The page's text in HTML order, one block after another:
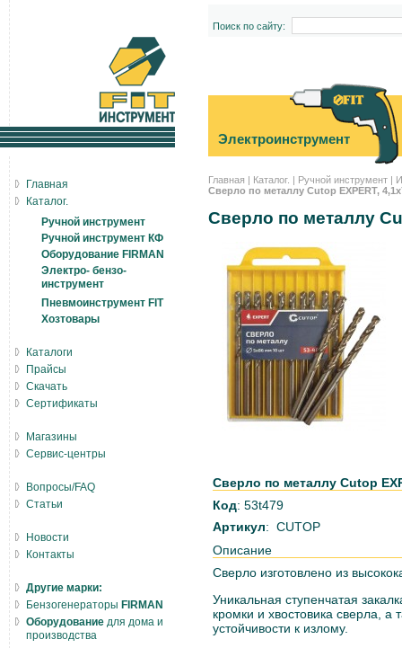
Поиск по сайту:
Электроинструмент
Главная | Каталог. | Ручной инструмент |
Сверло по металлу Cutop EXPERT,
Сверло по металлу
Сверло по металлу Cutop
Код: 53t479
Артикул: CUTOP
Описание
Сверло изготовлено из
Уникальная ступенчатая
кромки и хвостовика сверла, а
устойчивости к излому.
Главная
Каталог.
Ручной инструмент
Ручной инструмент КФ
Оборудование FIRMAN
Электро- бензо-
инструмент
Пневмоинструмент FIT
Хозтовары
Каталоги
Прайсы
Скачать
Сертификаты
Магазины
Сервис-центры
Вопросы/FAQ
Статьи
Новости
Контакты
Другие марки:
Бензогенераторы FIRMAN
Оборудование для дома и
производства